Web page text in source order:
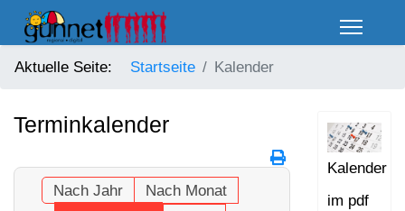
Aktuelle Seite: Startseite Kalender
Terminkalender
Nach Jahr
Nach Monat
Kalender
im pdf